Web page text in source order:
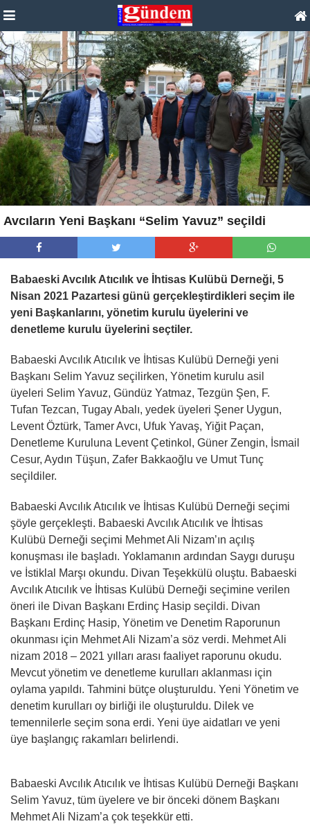
Avcıların Yeni Başkanı “Selim Yavuz” seçildi
Babaeski Avcılık Atıcılık ve İhtisas Kulübü Derneği, 5
Nisan 2021 Pazartesi günü gerçekleştirdikleri seçim ile
yeni Başkanlarını, yönetim kurulu üyelerini ve
denetleme kurulu üyelerini seçtiler.
Babaeski Avcılık Atıcılık ve İhtisas Kulübü Derneği yeni
Başkanı Selim Yavuz seçilirken, Yönetim kurulu asil
üyeleri Selim Yavuz, Gündüz Yatmaz, Tezgün Şen, F.
Tufan Tezcan, Tugay Abalı, yedek üyeleri Şener Uygun,
Levent Öztürk, Tamer Avcı, Ufuk Yavaş, Yiğit Paçan,
Denetleme Kuruluna Levent Çetinkol, Güner Zengin, İsmail
Cesur, Aydın Tüşun, Zafer Bakkaoğlu ve Umut Tunç
seçildiler.
Babaeski Avcılık Atıcılık ve İhtisas Kulübü Derneği seçimi
şöyle gerçekleşti. Babaeski Avcılık Atıcılık ve İhtisas
Kulübü Derneği seçimi Mehmet Ali Nizam’ın açılış
konuşması ile başladı. Yoklamanın ardından Saygı duruşu
ve İstiklal Marşı okundu. Divan Teşekkülü oluştu. Babaeski
Avcılık Atıcılık ve İhtisas Kulübü Derneği seçimine verilen
öneri ile Divan Başkanı Erdinç Hasip seçildi. Divan
Başkanı Erdinç Hasip, Yönetim ve Denetim Raporunun
okunması için Mehmet Ali Nizam’a söz verdi. Mehmet Ali
nizam 2018 – 2021 yılları arası faaliyet raporunu okudu.
Mevcut yönetim ve denetleme kurulları aklanması için
oylama yapıldı. Tahmini bütçe oluşturuldu. Yeni Yönetim ve
denetim kurulları oy birliği ile oluşturuldu. Dilek ve
temennilerle seçim sona erdi. Yeni üye aidatları ve yeni
üye başlangıç rakamları belirlendi.
Babaeski Avcılık Atıcılık ve İhtisas Kulübü Derneği Başkanı
Selim Yavuz, tüm üyelere ve bir önceki dönem Başkanı
Mehmet Ali Nizam’a çok teşekkür etti.